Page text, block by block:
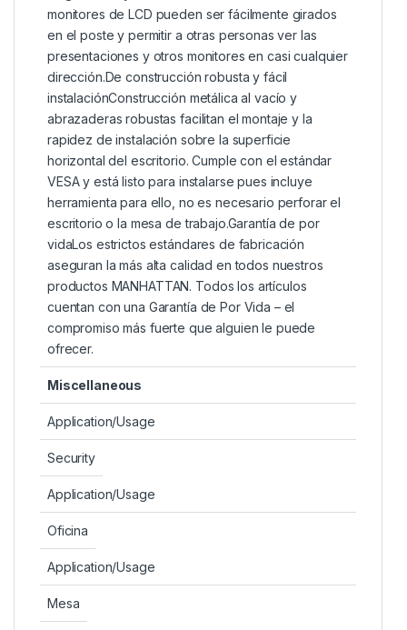
monitores de LCD pueden ser fácilmente girados
en el poste y permitir a otras personas ver las
presentaciones y otros monitores en casi cualquier
dirección.De construcción robusta y fácil
instalaciónConstrucción metálica al vacío y
abrazaderas robustas facilitan el montaje y la
rapidez de instalación sobre la superficie
horizontal del escritorio. Cumple con el estándar
VESA y está listo para instalarse pues incluye
herramienta para ello, no es necesario perforar el
escritorio o la mesa de trabajo.Garantía de por
vidaLos estrictos estándares de fabricación
aseguran la más alta calidad en todos nuestros
productos MANHATTAN. Todos los artículos
cuentan con una Garantía de Por Vida – el
compromiso más fuerte que alguien le puede
ofrecer.
Miscellaneous
Application/Usage
Security
Application/Usage
Oficina
Application/Usage
Mesa